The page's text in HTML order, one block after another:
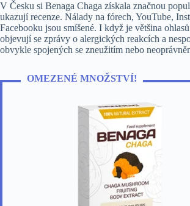
V Česku si Benaga Chaga získala značnou
ukazují recenze. Nálady na fórech, YouTube,
Facebooku jsou smíšené. I když je většina
objevují se zprávy o alergických reakcích a
obvykle spojených se zneužitím nebo
OMEZENÉ MNOŽSTVÍ!